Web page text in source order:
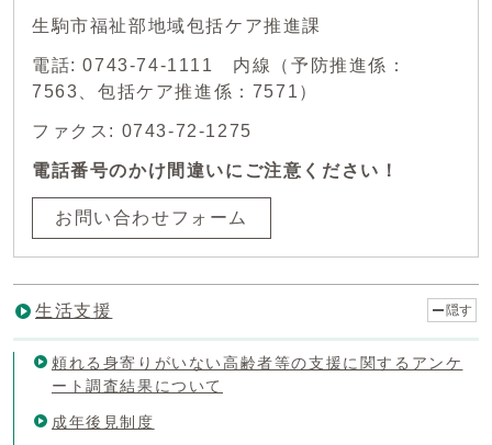
生駒市福祉部地域包括ケア推進課
電話: 0743-74-1111 内線（予防推進係：
7563、包括ケア推進係：7571）
ファクス: 0743-72-1275
電話番号のかけ間違いにご注意ください！
お問い合わせフォーム
生活支援 隠す
頼れる身寄りがいない高齢者等の支援に関するアンケ
ート調査結果について
成年後見制度